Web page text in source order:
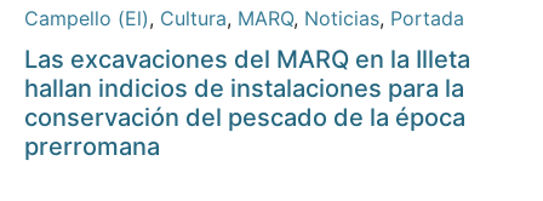
Campello (El), Cultura, MARQ, Noticias, Portada
Las excavaciones del MARQ en la Illeta
hallan indicios de instalaciones para la
conservación del pescado de la época
prerromana